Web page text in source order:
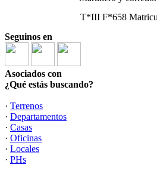
T*III F*658
Seguinos en
Asociados con
¿Qué estás buscando?
· Terrenos
· Departamentos
· Casas
· Oficinas
· Locales
· PHs